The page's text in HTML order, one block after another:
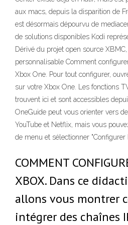
aux macs, depuis la disparition de
est désormais dépourvu de
de solutions disponibles Kodi
Dérivé du projet open source
personnalisable Comment
Xbox One. Pour tout configurer,
sur votre Xbox One. Les fonctions
trouvent ici et sont accessibles
OneGuide peut vous orienter vers
YouTube et Netflix, mais vous
de menu et sélectionner
COMMENT
XBOX. Dans ce
allons vous montrer
intégrer des chaînes